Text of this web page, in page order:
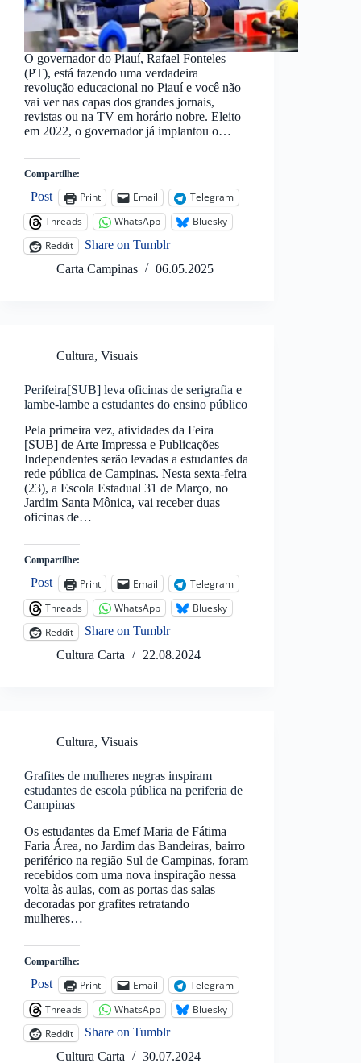
O governador do Piauí, Rafael Fonteles
(PT), está fazendo uma verdadeira
revolução educacional no Piauí e você não
vai ver nas capas dos grandes jornais,
revistas ou na TV em horário nobre. Eleito
em 2022, o governador já implantou o…
Compartilhe:
Post Print Email
Telegram
Threads
WhatsApp
Bluesky
Reddit
Share on Tumblr
Carta Campinas
06.05.2025
Cultura, Visuais
Perifeira[SUB] leva oficinas de serigrafia e
lambe-lambe a estudantes do ensino público
Pela primeira vez, atividades da Feira
[SUB] de Arte Impressa e Publicações
Independentes serão levadas a estudantes da
rede pública de Campinas. Nesta sexta-feira
(23), a Escola Estadual 31 de Março, no
Jardim Santa Mônica, vai receber duas
oficinas de…
Compartilhe:
Post Print Email
Telegram
Threads
WhatsApp
Bluesky
Reddit
Share on Tumblr
Cultura Carta
22.08.2024
Cultura, Visuais
Grafites de mulheres negras inspiram
estudantes de escola pública na periferia de
Campinas
Os estudantes da Emef Maria de Fátima
Faria Área, no Jardim das Bandeiras, bairro
periférico na região Sul de Campinas, foram
recebidos com uma nova inspiração nessa
volta às aulas, com as portas das salas
decoradas por grafites retratando
mulheres…
Compartilhe:
Post Print Email
Telegram
Threads
WhatsApp
Bluesky
Reddit
Share on Tumblr
Cultura Carta
30.07.2024